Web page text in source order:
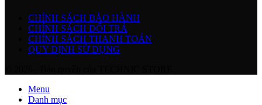
CHÍNH SÁCH BẢO HÀNH
CHÍNH SÁCH ĐỔI TRẢ
CHÍNH SÁCH THANH TOÁN
QUY ĐỊNH SỬ DỤNG
Menu
Danh mục